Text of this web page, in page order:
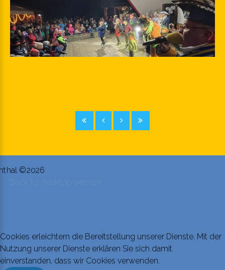
©2026
Back to desktop version
Cookies erleichtern die Bereitstellung unserer Dienste. Mit der
Nutzung unserer Dienste erklären Sie sich damit
einverstanden, dass wir Cookies verwenden.